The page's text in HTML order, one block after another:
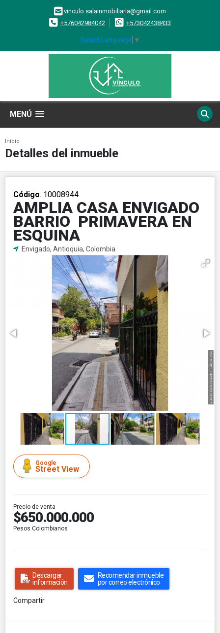
vinculo.salainmobiliaria@gmail.com
+576042984042
+573042438433
Select Language ▼
MENÚ
Inicio
Detalles del inmueble
Código. 10008944
AMPLIA CASA ENVIGADO
BARRIO PRIMAVERA EN
ESQUINA
Envigado, Antioquia, Colombia
Google
Street View
Precio de venta
$650.000.000
Pesos Colombianos
Descargar
información
Recomendar inmueble
por correo electrónico
Compartir